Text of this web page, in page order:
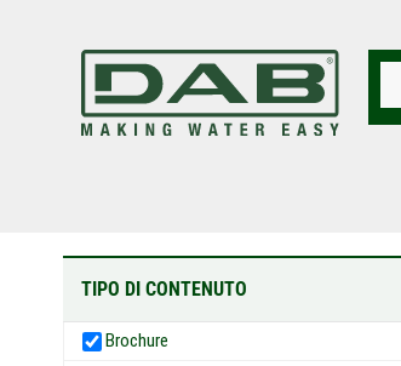
TIPO DI CONTENUTO
Brochure